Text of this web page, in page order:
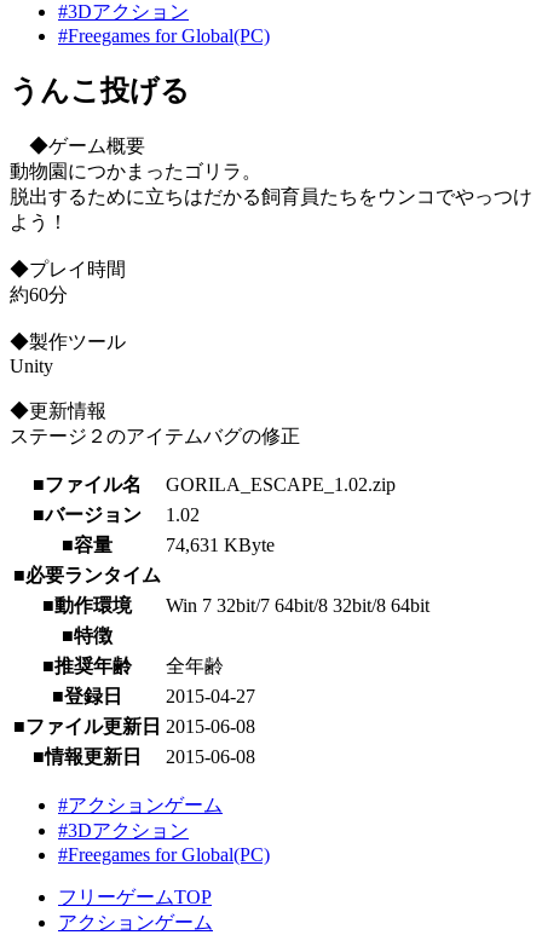
#3Dアクション
#Freegames for Global(PC)
うんこ投げる
◆ゲーム概要
動物園につかまったゴリラ。
脱出するために立ちはだかる飼育員たちをウンコでやっつけ
よう！
◆プレイ時間
約60分
◆製作ツール
Unity
◆更新情報
ステージ２のアイテムバグの修正
■ファイル名
GORILA_ESCAPE_1.02.zip
■バージョン
1.02
■容量
74,631 KByte
■必要ランタイム
■動作環境
Win 7 32bit/7 64bit/8 32bit/8 64bit
■特徴
■推奨年齢
全年齢
■登録日
2015-04-27
■ファイル更新日 2015-06-08
■情報更新日
2015-06-08
#アクションゲーム
#3Dアクション
#Freegames for Global(PC)
フリーゲームTOP
アクションゲーム